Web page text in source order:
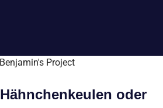
Project
Hähnchenkeulen oder